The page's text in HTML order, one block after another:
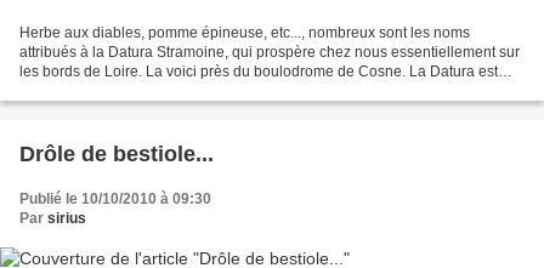
Herbe aux diables, pomme épineuse, etc..., nombreux sont les noms
attribués à la Datura Stramoine, qui prospère chez nous essentiellement sur
les bords de Loire. La voici près du boulodrome de Cosne. La Datura est
Drôle de bestiole...
Publié le 10/10/2010 à 09:30
Par sirius